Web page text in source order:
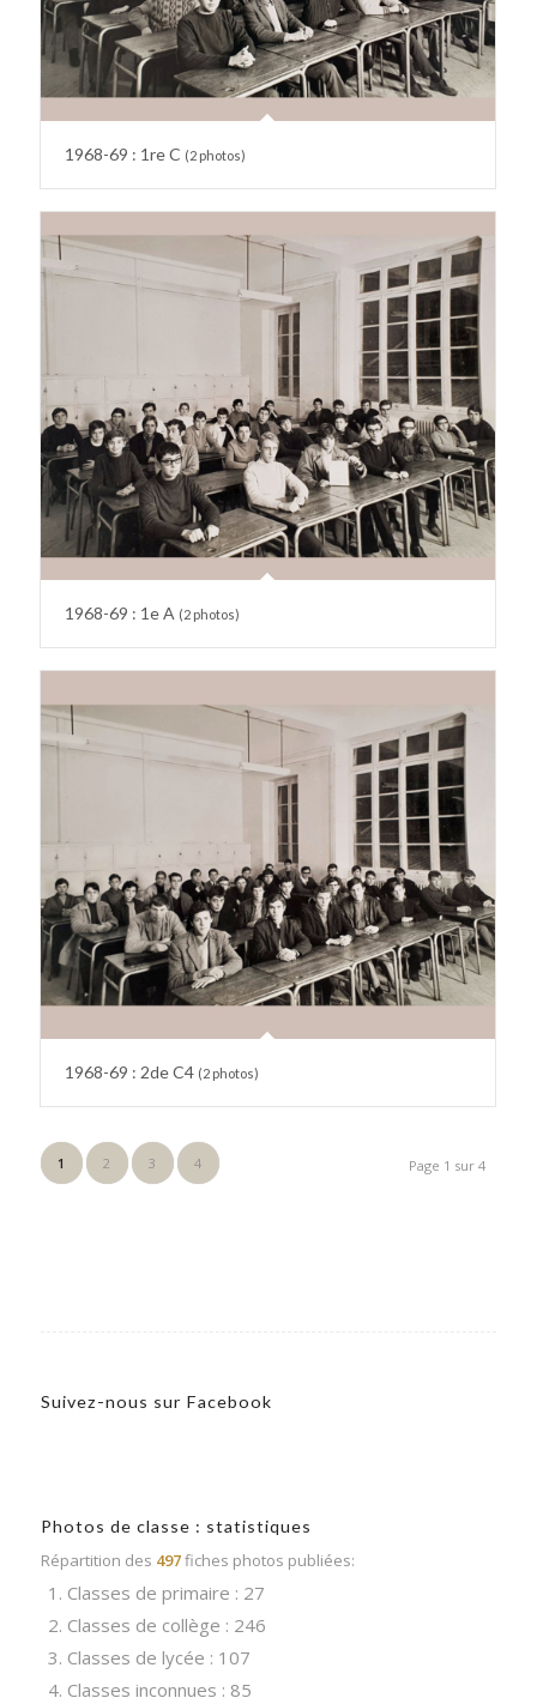
1968-69 : 1re C (2 photos)
1968-69 : 1e A (2 photos)
1968-69 : 2de C4 (2 photos)
Page 1 sur 4
1 2 3 4
Suivez-nous sur Facebook
Photos de classe : statistiques
Répartition des 497fiches photos publiées:
1. Classes de primaire : 27
2. Classes de collège : 246
3. Classes de lycée : 107
4. Classes inconnues : 85